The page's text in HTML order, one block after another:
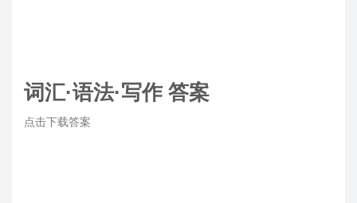
词汇·语法·写作 答案
点击下载答案